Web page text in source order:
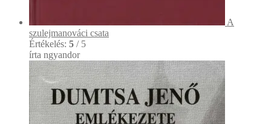
A
szulejmanováci csata
Értékelés: 5 / 5
írta ngyandor